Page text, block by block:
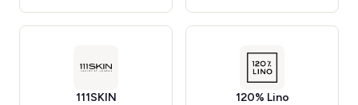
111SKIN 120% Lino